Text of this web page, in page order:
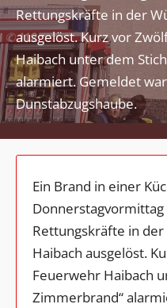
Rettungskräfte in der
ausgelöst. Kurz vor
Haibach unter dem
alarmiert. Gemeldet
Dunstabzugshaube.
Ein Brand in einer
Rettungskräfte in
Haibach ausgelöst.
Feuerwehr Haibach
Zimmerbrand“